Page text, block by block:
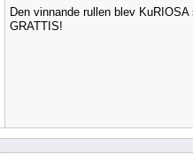
Den vinnande rullen blev
GRATTIS!